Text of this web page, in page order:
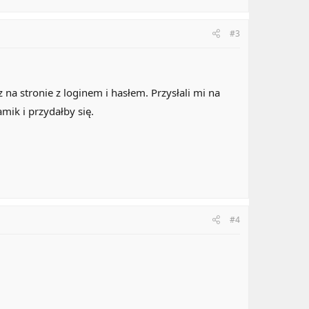
#3
stronie z loginem i hasłem. Przysłali mi na
i przydałby się.
#4